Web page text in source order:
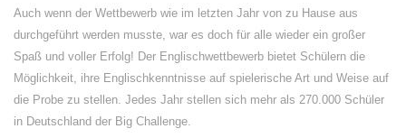
Auch wenn der Wettbewerb wie im letzten Jahr von zu Hause aus
durchgeführt werden musste, war es doch für alle wieder ein großer
Spaß und voller Erfolg! Der Englischwettbewerb bietet Schülern die
Möglichkeit, ihre Englischkenntnisse auf spielerische Art und Weise auf
die Probe zu stellen. Jedes Jahr stellen sich mehr als 270.000 Schüler
in Deutschland der Big Challenge.